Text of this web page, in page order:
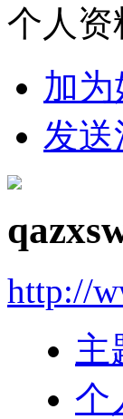
个人资
加为
发送
http://
主
个